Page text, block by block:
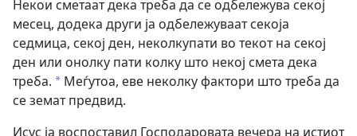
Некои сметаат дека треба да се одбележува секој
месец, додека други ја одбележуваат секоја
седмица, секој ден, неколкупати во текот на секој
ден или онолку пати колку што некој смета дека
треба. a Меѓутоа, еве неколку фактори што треба да
се земат предвид.
Исус ја воспоставил Господаровата вечера на истиот